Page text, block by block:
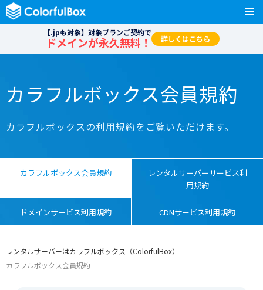
【.jpも対象】対象プランご契約で
ドメインが永久無料！ 詳しくはこちら
カラフルボックス会員規約
カラフルボックスの利用規約をご覧いただけます。
カラフルボックス会員規約
レンタルサーバーサービス利
用規約
ドメインサービス利用規約 CDNサービス利用規約
レンタルサーバーはカラフルボックス（ColorfulBox）
カラフルボックス会員規約